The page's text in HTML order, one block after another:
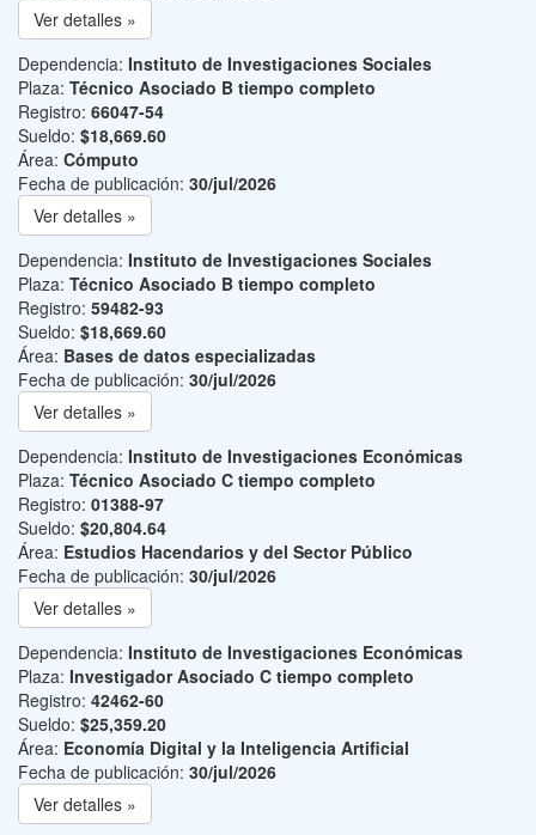
Ver detalles »
Dependencia: Instituto de Investigaciones Sociales
Plaza: Técnico Asociado B tiempo completo
Registro: 66047-54
Sueldo: $18,669.60
Área: Cómputo
Fecha de publicación: 30/jul/2026
Ver detalles »
Dependencia: Instituto de Investigaciones Sociales
Plaza: Técnico Asociado B tiempo completo
Registro: 59482-93
Sueldo: $18,669.60
Área: Bases de datos especializadas
Fecha de publicación: 30/jul/2026
Ver detalles »
Dependencia: Instituto de Investigaciones Económicas
Plaza: Técnico Asociado C tiempo completo
Registro: 01388-97
Sueldo: $20,804.64
Área: Estudios Hacendarios y del Sector Público
Fecha de publicación: 30/jul/2026
Ver detalles »
Dependencia: Instituto de Investigaciones Económicas
Plaza: Investigador Asociado C tiempo completo
Registro: 42462-60
Sueldo: $25,359.20
Área: Economía Digital y la Inteligencia Artificial
Fecha de publicación: 30/jul/2026
Ver detalles »